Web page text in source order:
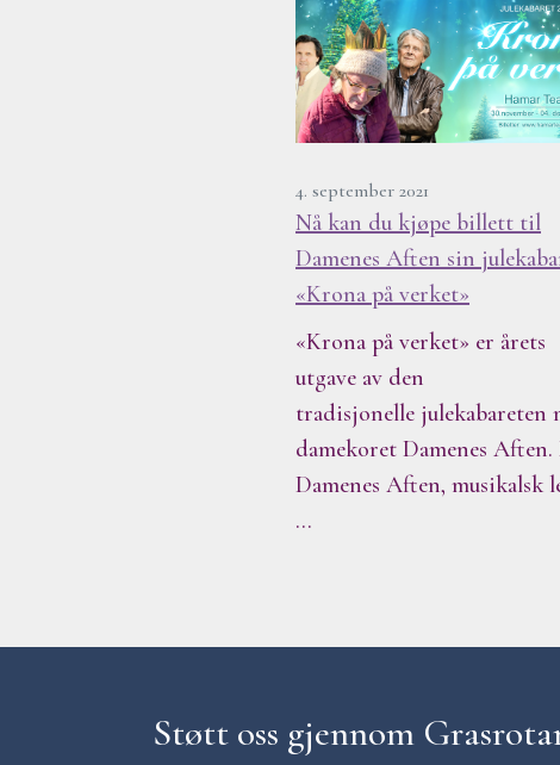
4. september 2021
Nå kan du kjøpe billett til
Damenes Aften sin
«Krona på verket»
«Krona på verket» er årets
utgave av den
tradisjonelle julekabareten
damekoret Damenes
Damenes Aften, musikalsk
…
Støtt oss gjennom